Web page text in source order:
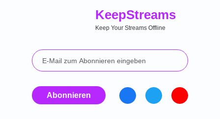
KeepStreams
Keep Your Streams Offline
Abonnieren